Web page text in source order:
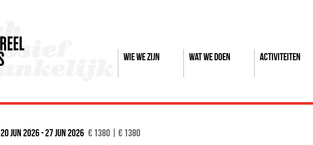
Wie we zijn Wat we doen Activiteiten
20 jun 2026 - 27 jun 2026 € 1380 | € 1380